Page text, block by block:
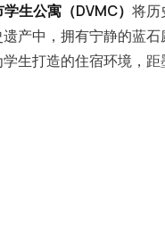
生公寓（DVMC） 将历
产中，拥有宁静的蓝
生打造的住宿环境，